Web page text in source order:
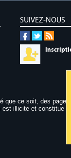
SUIVEZ-NOUS
que ce soit, des
illicite et constitue